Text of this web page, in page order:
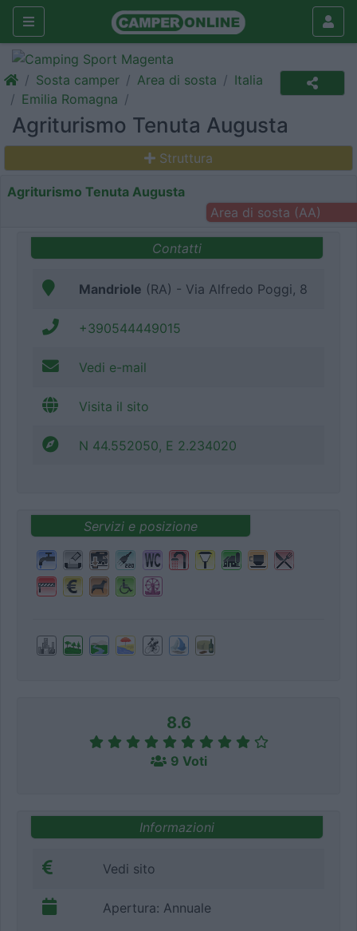
Sosta camper Area di sosta
Italia
Emilia Romagna
Agriturismo Tenuta Augusta
Struttura
Agriturismo Tenuta Augusta
Area di sosta (AA)
Contatti
Mandriole (RA) - Via Alfredo Poggi, 8
+390544449015
Vedi e-mail
Visita il sito
N 44.552050, E 2.234020
Servizi e posizione
8.6
9 Voti
Informazioni
Vedi sito
Apertura: Annuale